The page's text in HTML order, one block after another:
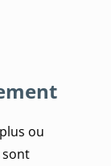
ou
sont